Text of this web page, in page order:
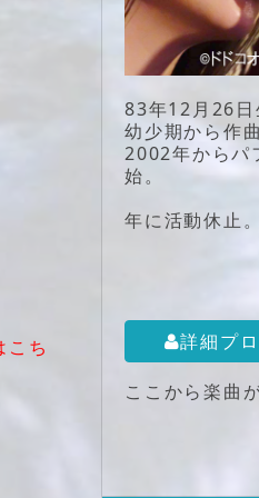
こち
83年12月26日
幼少期から作
2002年からパ
始。
年に活動休止。
詳細プ
ここから楽曲